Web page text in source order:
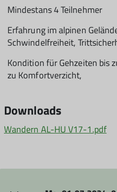
Mindestans 4 Teilnehmer
Erfahrung im alpinen
Schwindelfreiheit,
Kondition für Gehzeiten bis
zu Komfortverzicht,
Downloads
Wandern AL-HU V17-1.pdf